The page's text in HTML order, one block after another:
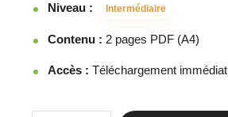
Niveau : Intermédiaire
Contenu : 2 pages PDF (A4)
Accès : Téléchargement immédiat